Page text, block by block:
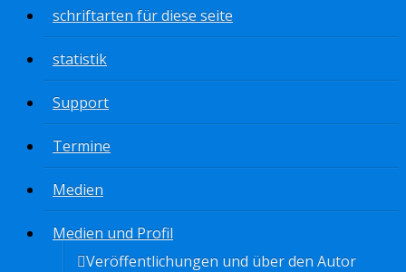
schriftarten für diese seite
statistik
Support
Termine
Medien
Medien und Profil
Veröffentlichungen und über den Autor